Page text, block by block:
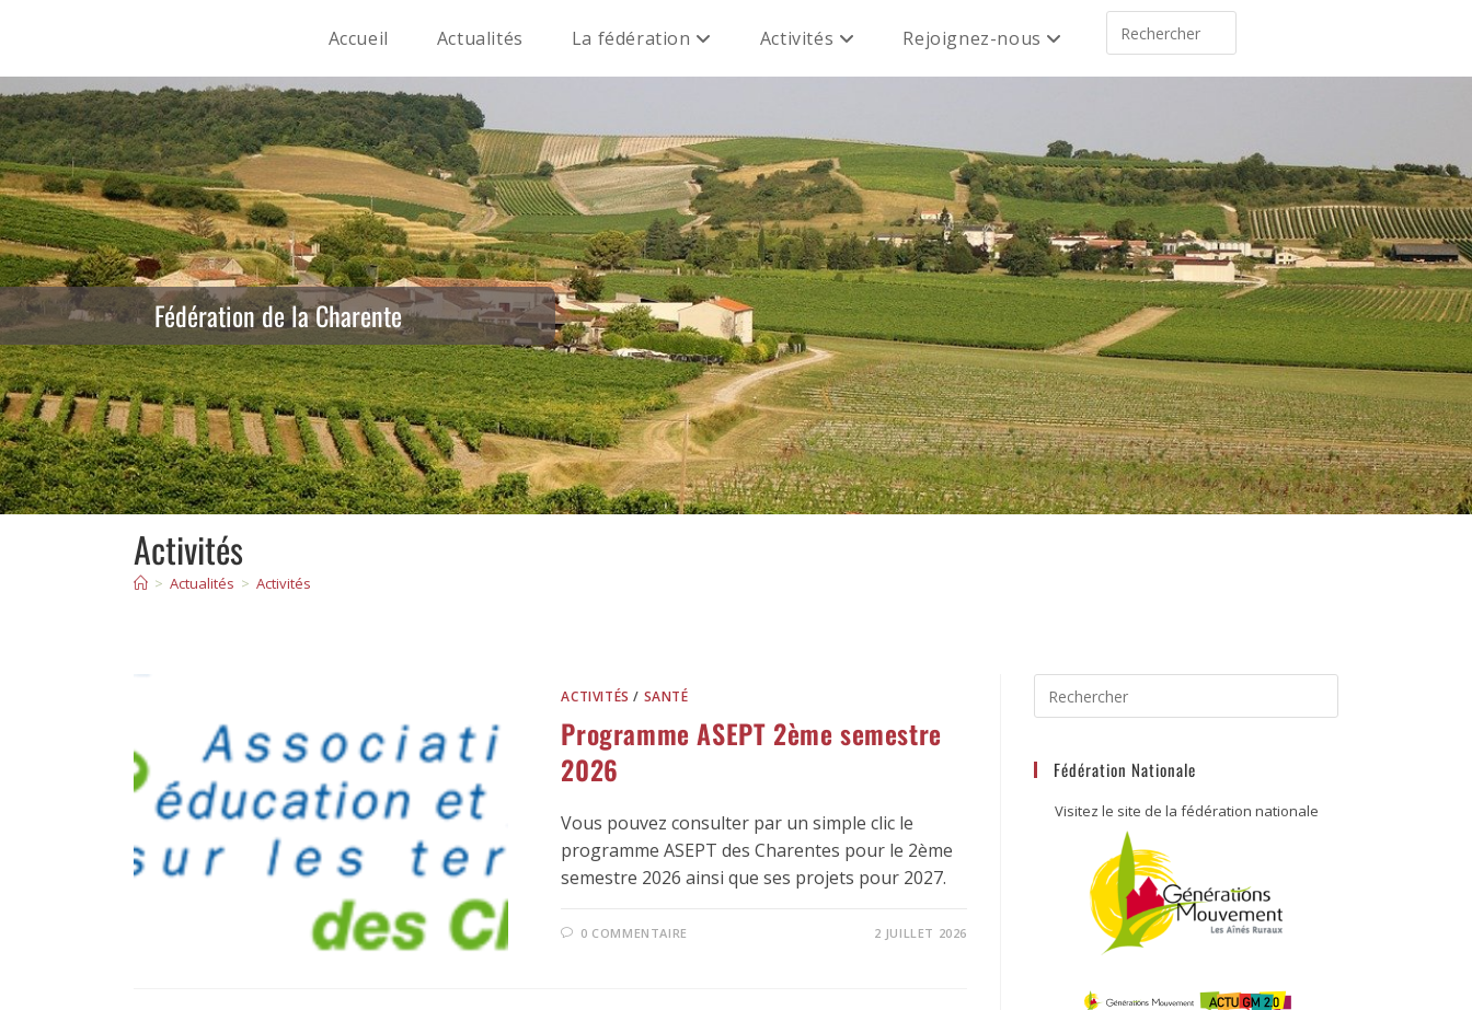
Accueil Actualités La fédération Activités Rejoignez-nous
Fédération de la Charente
Activités
> Actualités > Activités
ACTIVITÉS / SANTÉ
Programme ASEPT 2ème semestre
2026
Vous pouvez consulter par un simple clic le
programme ASEPT des Charentes pour le 2ème
semestre 2026 ainsi que ses projets pour 2027.
0 COMMENTAIRE 2 JUILLET 2026
Fédération Nationale
Visitez le site de la fédération nationale